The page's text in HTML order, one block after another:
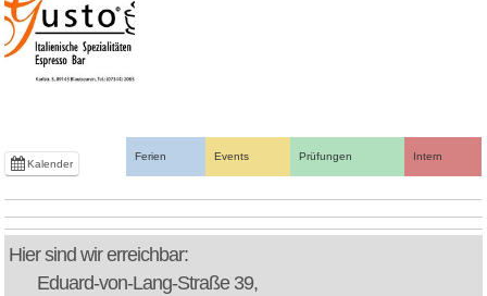
Kalender
Ferien Events Prüfungen Intern
Hier sind wir erreichbar:
Eduard-von-Lang-Straße 39,